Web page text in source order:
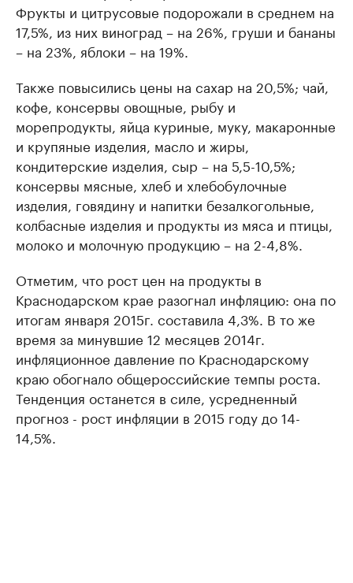
Фрукты и цитрусовые подорожали в среднем на
17,5%, из них виноград – на 26%, груши и бананы
– на 23%, яблоки – на 19%.
Также повысились цены на сахар на 20,5%; чай,
кофе, консервы овощные, рыбу и
морепродукты, яйца куриные, муку, макаронные
и крупяные изделия, масло и жиры,
кондитерские изделия, сыр – на 5,5-10,5%;
консервы мясные, хлеб и хлебобулочные
изделия, говядину и напитки безалкогольные,
колбасные изделия и продукты из мяса и птицы,
молоко и молочную продукцию – на 2-4,8%.
Отметим, что рост цен на продукты в
Краснодарском крае разогнал инфляцию: она по
итогам января 2015г. составила 4,3%. В то же
время за минувшие 12 месяцев 2014г.
инфляционное давление по Краснодарскому
краю обогнало общероссийские темпы роста.
Тенденция останется в силе, усредненный
прогноз - рост инфляции в 2015 году до 14-
14,5%.